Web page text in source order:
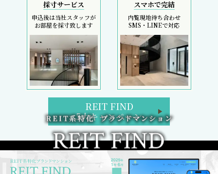
採寸サービス
申込後は当社スタッフが
お部屋を採寸致します
スマホで完結
内覧現地待ち合わせ
SMS・LINEで対応
REIT FIND
5大キャンペーン